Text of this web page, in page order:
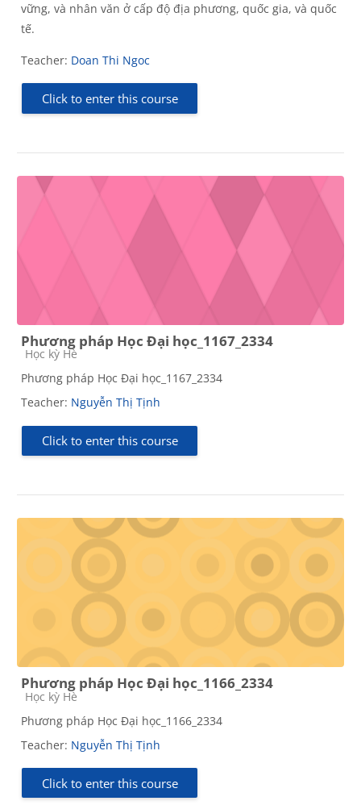
vững, và nhân văn ở cấp độ địa phương, quốc gia, và quốc
tế.
Teacher: Doan Thi Ngoc
Click to enter this course
Phương pháp Học Đại học_1167_2334
Course category
Học kỳ Hè
Phương pháp Học Đại học_1167_2334
Teacher: Nguyễn Thị Tịnh
Click to enter this course
Phương pháp Học Đại học_1166_2334
Course category
Học kỳ Hè
Phương pháp Học Đại học_1166_2334
Teacher: Nguyễn Thị Tịnh
Click to enter this course